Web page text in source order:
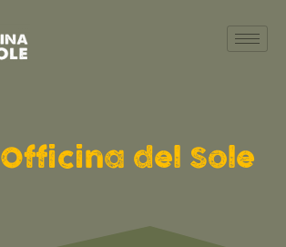
Officina del Sole